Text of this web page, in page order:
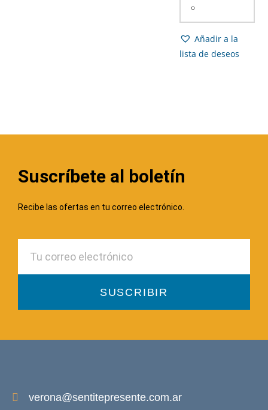
Añadir a la
lista de deseos
Suscríbete al boletín
Recibe las ofertas en tu correo electrónico.
SUSCRIBIR
verona@sentitepresente.com.ar